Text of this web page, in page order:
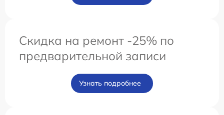
Скидка на ремонт -25% по
предварительной записи
Узнать подробнее